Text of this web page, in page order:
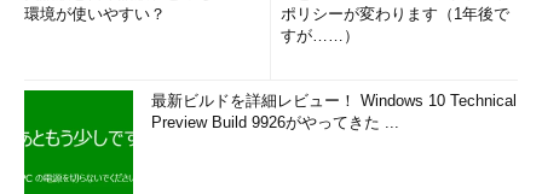
環境が使いやすい？
ポリシーが変わります（1年後で
すが……）
最新ビルドを詳細レビュー！ Windows 10 Technical
Preview Build 9926がやってきた ...